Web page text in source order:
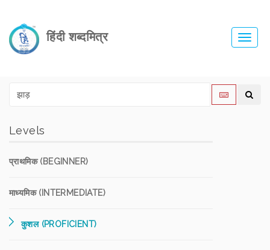
हिंदी शब्दमित्र
Levels
प्राथमिक (BEGINNER)
माध्यमिक (INTERMEDIATE)
कुशल (PROFICIENT)